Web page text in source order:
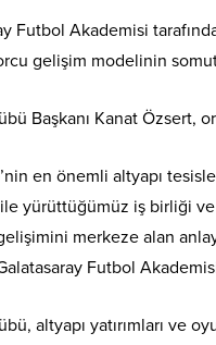
Futbol Akademisi
gelişim modelinin
Başkanı Kanat Özsert,
en önemli altyapı
yürüttüğümüz iş birliği ve
merkeze alan
Futbol
altyapı yatırımları ve